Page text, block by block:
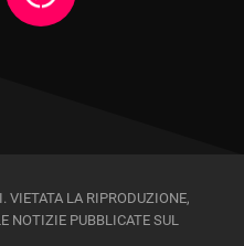
LA RIPRODUZIONE,
NOTIZIE PUBBLICATE SUL